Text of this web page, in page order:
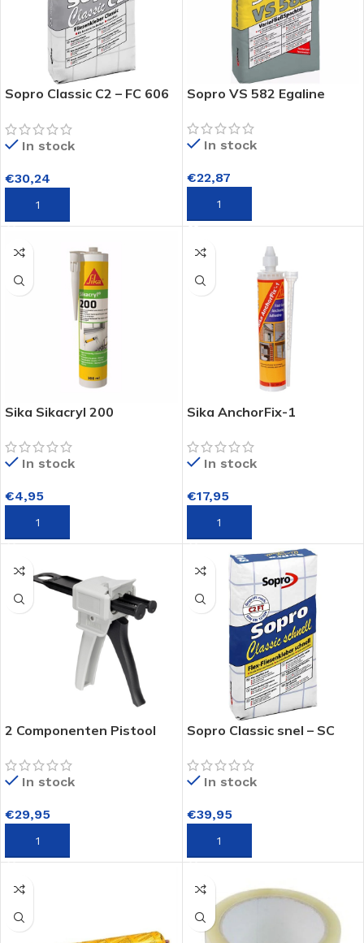
Sopro Classic C2 – FC 606
In stock
€30,24
Sopro VS 582 Egaline
In stock
€22,87
Sika Sikacryl 200
In stock
€4,95
Sika AnchorFix-1
In stock
€17,95
2 Componenten Pistool
In stock
€29,95
Sopro Classic snel – SC
In stock
€39,95